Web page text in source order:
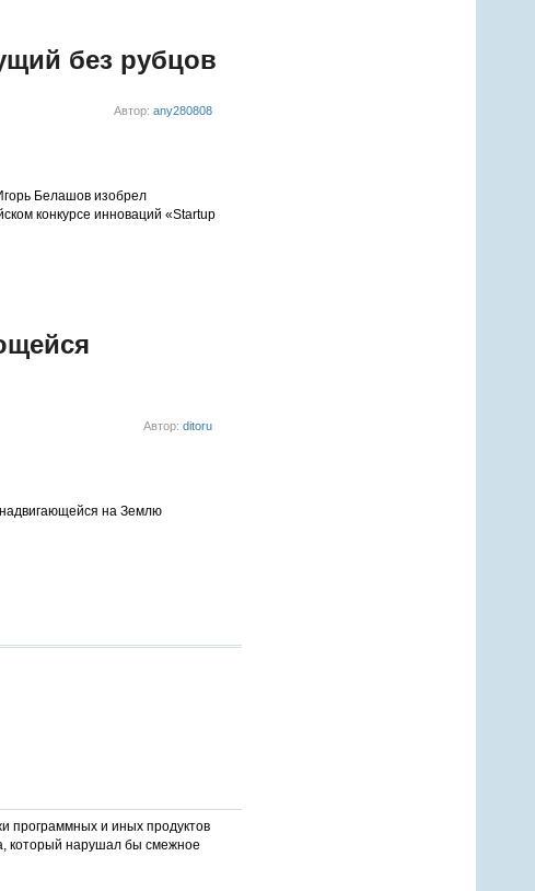
без рубцов
Автор:any280808
Белашов изобрел
конкурсе инноваций «Startup
Автор:ditoru
на Землю
программных и иных продуктов
который нарушал бы смежное